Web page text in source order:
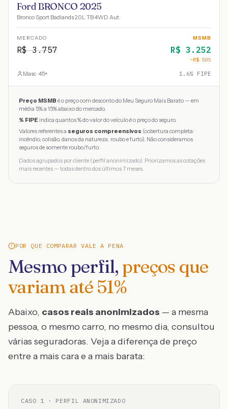
Ford BRONCO 2025
Bronco Sport Badlands 2.0L TB 4WD Aut.
MERCADO
R$3.757
MSMB
R$ 3.252
−R$ 505
Masc · 45+ 1.6% FIPE
Preço MSMB é o preço com desconto do Meu Seguro Mais Barato — em
média 5% a 15% abaixo do mercado.
% FIPE indica quantos % do valor do veículo é o preço do seguro.
Valores referentes a seguros compreensivos (cobertura completa:
incêndio, colisão, danos da natureza, roubo e furto). Não consideramos
seguros de somente roubo/furto.
Dados agrupados por cliente (perfil anonimizado). Priorizamos as cotações
mais recentes — todas dentro dos últimos 7 meses.
POR QUE COMPARAR VALE A PENA
Mesmo perfil, preços que
variam até 51%
Abaixo, casos reais anonimizados — a mesma
pessoa, o mesmo carro, no mesmo dia, consultou
várias seguradoras. Veja a diferença de preço
entre a mais cara e a mais barata:
CASO 1 · PERFIL ANONIMIZADO